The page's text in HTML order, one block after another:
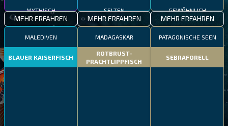
MYTHISCH
MEHR ERFAHREN
SELTEN
MEHR ERFAHREN
GEWÖHNLICH
MEHR ERFAHREN
MALEDIVEN
BLAUER KAISERFISCH
MADAGASKAR
ROTBRUST-
PRACHTLIPPFISCH
PATAGONISCHE SEEN
SEBRAFORELL